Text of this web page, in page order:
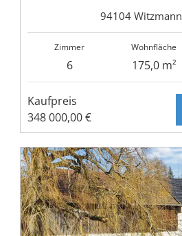
94104
Zimmer
6
Wohnfläche
175,0 m²
Kaufpreis
348 000,00 €